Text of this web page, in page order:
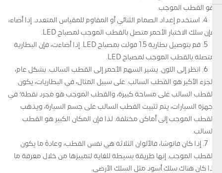
هو القطب الموجب.
4. استخدم إعداد الصمام الثنائي أو المقاوم للمقياس المتعدد. إذا أضاء،
فإن سلك الاختبار الأحمر متصل بالقطب الموجب لمصباح LED.
5. قم بتوصيل بطارية 1.5 فولت بمصباح LED. إذا أضاءت، فإن البطارية
متصلة بالقطب الموجب لمصباح LED.
6. انظر إلى اللون. يشير السهم الأحمر إلى القطب السالب. بشكل عام،
الجزء الأكبر هو القطب السالب. على سبيل المثال، في البطاريات، يكون
القطب السالب على مساحة كبيرة، والقطب الموجب هو مجرد نقطة؛ في
أجهزة السيارات، يتم تثبيت القطب السالب على جسم السيارة، ويذهب
القطب الموجب إلى أماكن مختلفة. لذا فإن المكان الكبير هو القطب
السالب.
7. إذا كان فانوسًا، فالألوان الثلاثة هي نفس القطب، وعادةً ما يكون
القطب الموجب. إنها طريقة بسيطة للغاية لتمييزها من خلال معرفة ما
إذا كان هناك سلك أسود مثل السلك الأرضي.